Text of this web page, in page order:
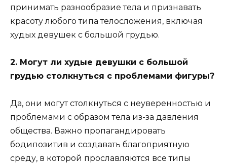
принимать разнообразие тела и признавать
красоту любого типа телосложения, включая
худых девушек с большой грудью.
2. Могут ли худые девушки с большой
грудью столкнуться с проблемами фигуры?
Да, они могут столкнуться с неуверенностью и
проблемами с образом тела из-за давления
общества. Важно пропагандировать
бодипозитив и создавать благоприятную
среду, в которой прославляются все типы